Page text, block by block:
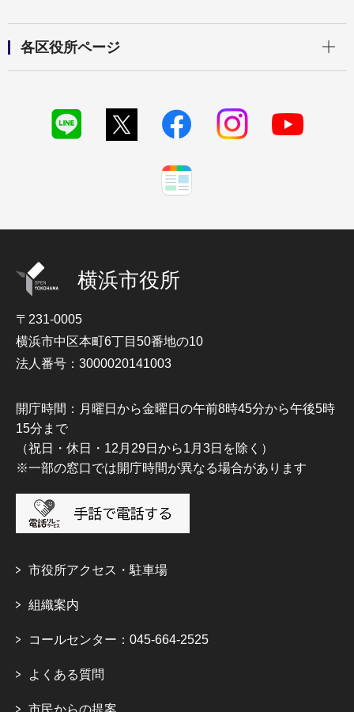
各区役所ページ
横浜市役所
〒231-0005
横浜市中区本町6丁目50番地の10
法人番号：3000020141003
開庁時間：月曜日から金曜日の午前8時45分から午後5時
15分まで
（祝日・休日・12月29日から1月3日を除く）
※一部の窓口では開庁時間が異なる場合があります
市役所アクセス・駐車場
組織案内
コールセンター：045-664-2525
よくある質問
市民からの提案